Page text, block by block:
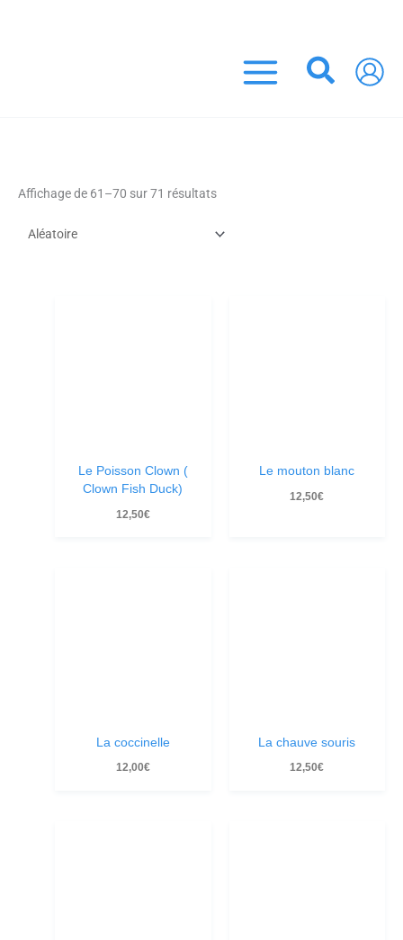
Affichage de 61–70 sur 71 résultats
Le Poisson Clown (
Clown Fish Duck)
12,50€
Le mouton blanc
12,50€
La coccinelle
12,00€
La chauve souris
12,50€